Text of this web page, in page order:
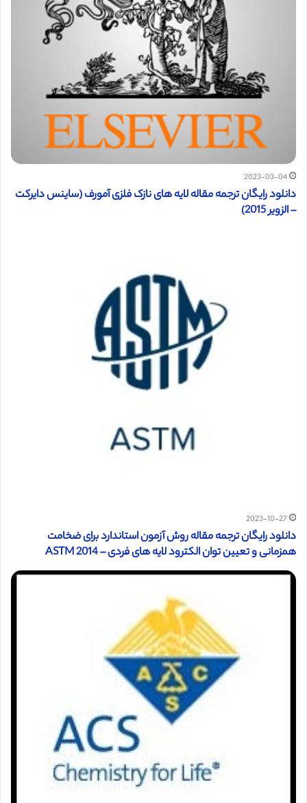
2023-03-04
دانلود رایگان ترجمه مقاله لایه های نازک فلزی آمورف (ساینس دایرکت
– الزویر 2015)
2023-10-27
دانلود رایگان ترجمه مقاله روش آزمون استاندارد برای ضخامت
همزمانی و تعیین توان الکترود لایه های فردی – ASTM 2014